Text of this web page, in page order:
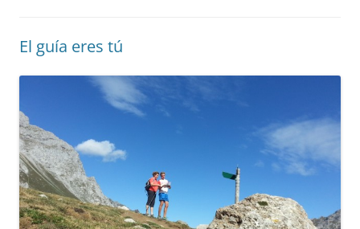
El guía eres tú